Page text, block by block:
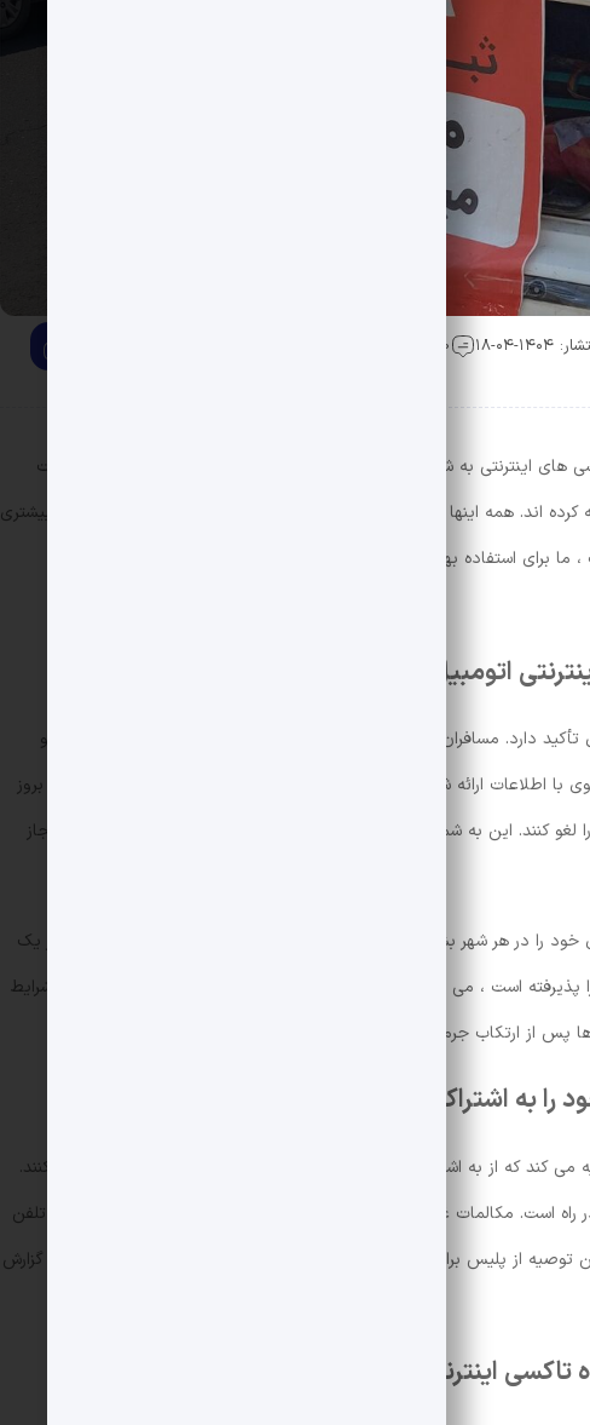
۰۴-۱۸ 0 دیدگاه
های اینترنتی به شدت افزایش یافته است. از طرف دیگر ، شرکت های خدمات
کرده اند. همه اینها باعث می شود مسافران نسبت به گذشته نیازهای امنیتی بیشتری
برای استفاده بهتر از تاکسی های اینترنتی به برخی از نکات ایمنی خواهیم
اتومبیل و درایور راننده
دارد. مسافران باید با بررسی دقیق ماشین راننده ، شماره پلاک اتومبیل و
اطلاعات ارائه شده در برنامه ، تأیید هویت پون را انجام دهند. در صورت بروز
کنند. این به شما کمک می کند تا از سوار شدن بر روی اتومبیل های غیرمجاز
را در هر شهر بشناسند. این به آنها برای یک سفر امن تر کمک می کند. اگر یک
پذیرفته است ، می توانید این سفر را برای حفظ امنیت خود لغو کنید. این در شرایط
پس از ارتکاب جرم می توانند به راحتی از منطقه محل زندگی شما فرار کنند.
به اشتراک نگذارید
می کند که از به اشتراک گذاشتن اطلاعات شخصی خود با رانندگان خودداری کنند.
راه است. مکالمات غیر ضروری و اطلاعات شخصی مانند آدرس خانه یا شماره تلفن
از پلیس برای گزارش گزارش سوء استفاده از اطلاعات شخصی مسافران گزارش
اینترنتی